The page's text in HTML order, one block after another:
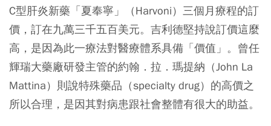
C型肝炎新藥「夏奉寧」（Harvoni）三個月療程的訂
價，訂在九萬三千五百美元。吉利德堅持說訂價這麼
高，是因為此一療法對醫療體系具備「價值」。曾任
輝瑞大藥廠研發主管的約翰．拉．瑪提納（John La
Mattina）則說特殊藥品（specialty drug）的高價之
所以合理，是因其對病患跟社會整體有很大的助益。